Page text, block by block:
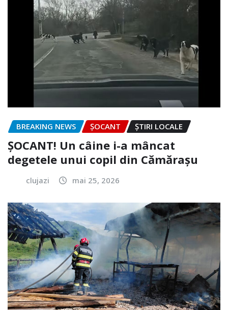
BREAKING NEWS ȘOCANT ȘTIRI LOCALE
ȘOCANT! Un câine i-a mâncat
degetele unui copil din Cămărașu
clujazi mai 25, 2026